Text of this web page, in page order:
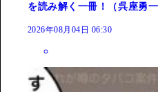
を読み解く一冊！（呉座勇
2026年08月04日 06:30